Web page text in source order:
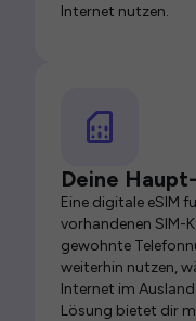
Internet nutzen.
Deine
Eine digitale eSIM
vorhandenen SIM-
gewohnte
weiterhin nutzen,
Internet im
Lösung bietet dir